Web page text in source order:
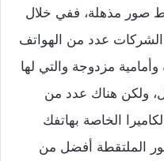
صور مذهلة، ففي خلال
عدد من الهواتف
مزدوجة والتي لها
ولكن هناك عدد من
الخاصة بهاتفك
الملتقطة أفضل من